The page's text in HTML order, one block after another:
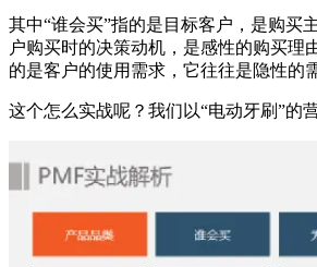
其中“谁会买”指的是目标客户，是购买
户购买时的决策动机，是感性的购买理
的是客户的使用需求，它往往是隐性的
这个怎么实战呢？我们以“电动牙刷”的